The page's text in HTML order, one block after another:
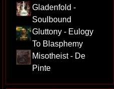
Gladenfold -
Soulbound
Gluttony - Eulogy
To Blasphemy
Misotheist - De
Pinte